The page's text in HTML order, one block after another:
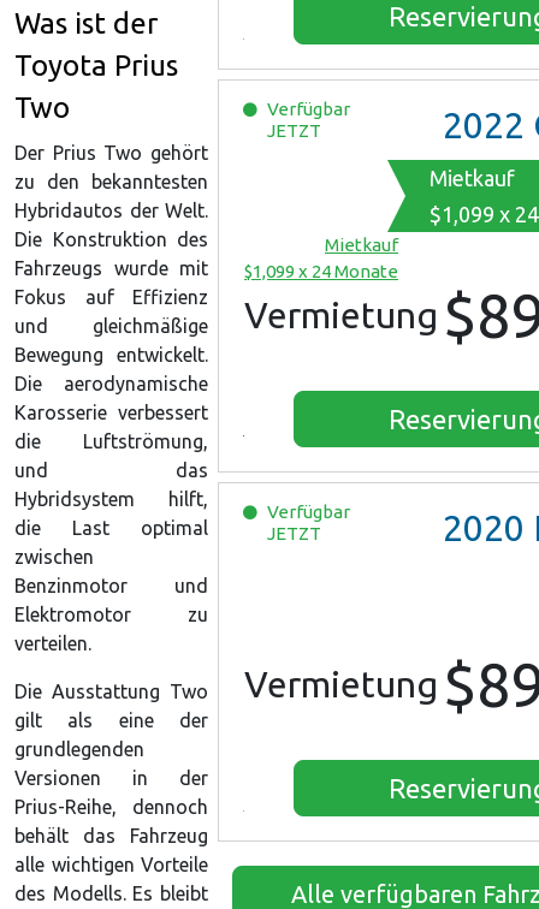
Verfügbar
JETZT
2022
Mietkauf
$1,099 x
Mietkauf
$1,099 x 24 Monate
Vermietung
Verfügbar
JETZT
2020
Vermietung
Alle verfügbaren
Was ist der
Toyota Prius
Two
Der Prius Two gehört
zu den bekanntesten
Hybridautos der Welt.
Die Konstruktion des
Fahrzeugs wurde mit
Fokus auf Effizienz
und gleichmäßige
Bewegung entwickelt.
Die aerodynamische
Karosserie verbessert
die Luftströmung,
und das
Hybridsystem hilft,
die Last optimal
zwischen
Benzinmotor und
Elektromotor zu
verteilen.
Die Ausstattung Two
gilt als eine der
grundlegenden
Versionen in der
Prius-Reihe, dennoch
behält das Fahrzeug
alle wichtigen Vorteile
des Modells. Es bleibt